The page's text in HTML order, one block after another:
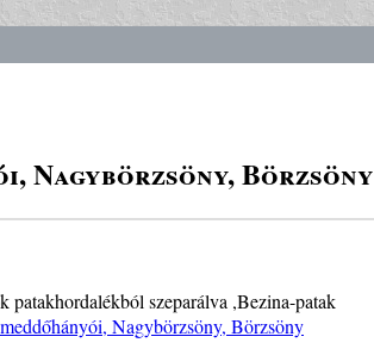
Nagybörzsöny, Börzsöny
patakhordalékból szeparálva ,Bezina-patak
Nagybörzsöny, Börzsöny